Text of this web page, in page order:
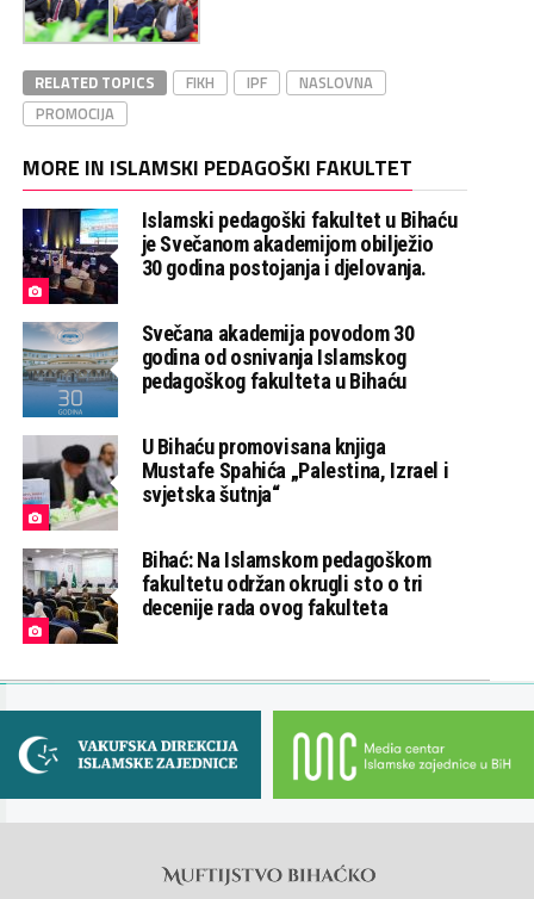
RELATED TOPICS FIKH IPF
NASLOVNA
PROMOCIJA
MORE IN ISLAMSKI PEDAGOŠKI FAKULTET
Islamski pedagoški fakultet u Bihaću
je Svečanom akademijom obilježio
30 godina postojanja i djelovanja.
Svečana akademija povodom 30
godina od osnivanja Islamskog
pedagoškog fakulteta u Bihaću
U Bihaću promovisana knjiga
Mustafe Spahića „Palestina, Izrael i
svjetska šutnja“
Bihać: Na Islamskom pedagoškom
fakultetu održan okrugli sto o tri
decenije rada ovog fakulteta